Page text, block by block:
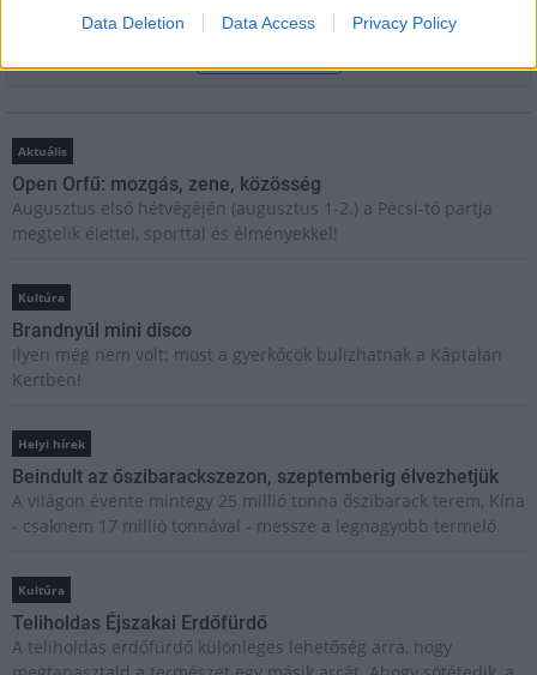
Data Deletion Data Access Privacy Policy
Aktuális
Open Orfű: mozgás, zene, közösség
Augusztus első hétvégéjén (augusztus 1-2.) a Pécsi-tó partja
megtelik élettel, sporttal és élményekkel!
Kultúra
Brandnyúl mini disco
Ilyen még nem volt: most a gyerkőcök bulizhatnak a Káptalan
Kertben!
Helyi hírek
Beindult az őszibarackszezon, szeptemberig élvezhetjük
A világon évente mintegy 25 millió tonna őszibarack terem, Kína
- csaknem 17 millió tonnával - messze a legnagyobb termelő.
Kultúra
Teliholdas Éjszakai Erdőfürdő
A teliholdas erdőfürdő különleges lehetőség arra, hogy